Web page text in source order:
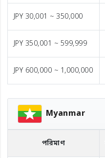
JPY 30,001 ~ 350,000
JPY 350,001 ~ 599,999
JPY 600,000 ~ 1,000,000
Myanmar
পরিমাণ